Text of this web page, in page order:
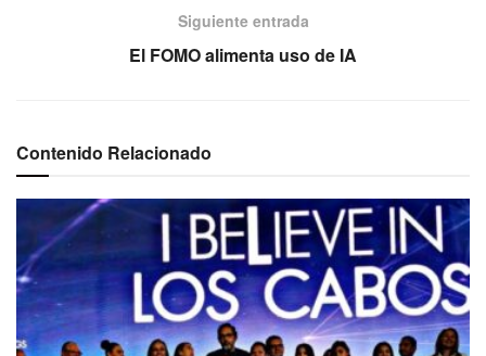
Siguiente entrada
El FOMO alimenta uso de IA
Contenido Relacionado